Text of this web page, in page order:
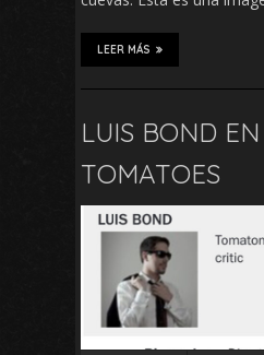
LEER MÁS
LUIS BOND
TOMATOES